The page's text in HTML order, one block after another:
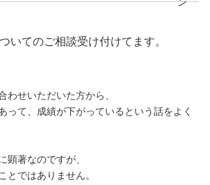
いてのご相談受け付けてます。
わせいただいた方から、
って、成績が下がっているという話をよく
顕著なのですが、
とではありません。